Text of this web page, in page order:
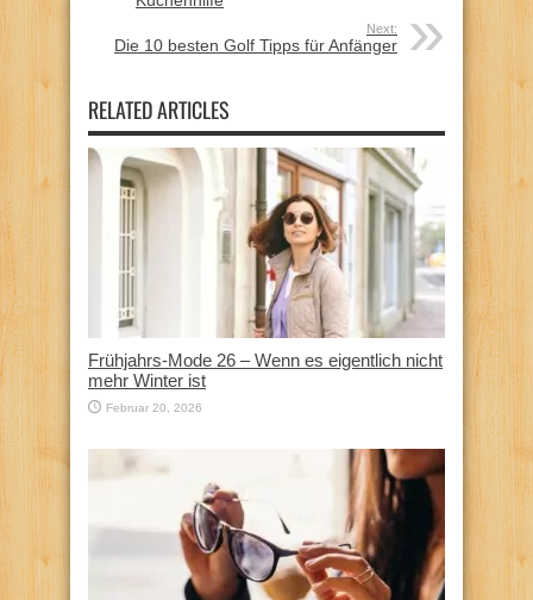
Next:
Die 10 besten Golf Tipps für Anfänger
RELATED ARTICLES
Frühjahrs-Mode 26 – Wenn es eigentlich nicht
mehr Winter ist
Februar 20, 2026